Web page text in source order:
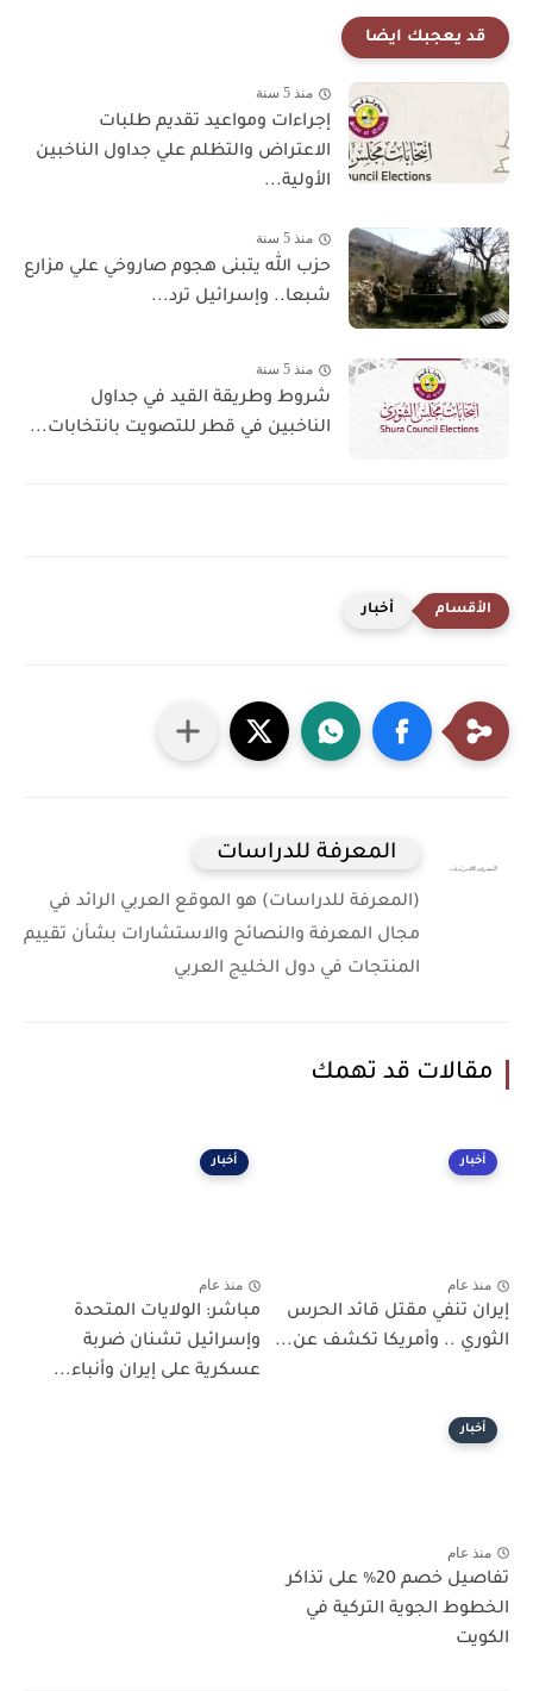
قد يعجبك ايضا
منذ 5 سنة
إجراءات ومواعيد تقديم طلبات
الاعتراض والتظلم علي جداول الناخبين
الأولية...
منذ 5 سنة
حزب ﷲ يتبنى هجوم صاروخي علي مزارع
شبعا.. وإسرائيل ترد...
منذ 5 سنة
شروط وطريقة القيد في جداول
الناخبين في قطر للتصويت بانتخابات...
أخبار
المعرفة للدراسات
(المعرفة للدراسات) هو الموقع العربي الرائد في
مجال المعرفة والنصائح والاستشارات بشأن تقييم
المنتجات في دول الخليج العربي
مقالات قد تهمك
أخبار
منذ عام
إيران تنفي مقتل قائد الحرس
الثوري .. وأمريكا تكشف عن...
أخبار
منذ عام
مباشر: الولايات المتحدة
وإسرائيل تشنان ضربة
عسكرية على إيران وأنباء...
أخبار
منذ عام
تفاصيل خصم 20٪ على تذاكر
الخطوط الجوية التركية في
الكويت